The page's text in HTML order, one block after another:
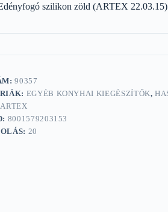
szilikon zöld (ARTEX 22.03.15)
90357
EGYÉB KONYHAI KIEGÉSZÍTŐK,
ARTEX
8001579203153
20